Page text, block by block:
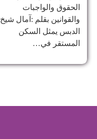
الحقوق والواجبات
والقوانين بقلم :آمال شيخ
الدبس يمثل السكن
المستقر في…